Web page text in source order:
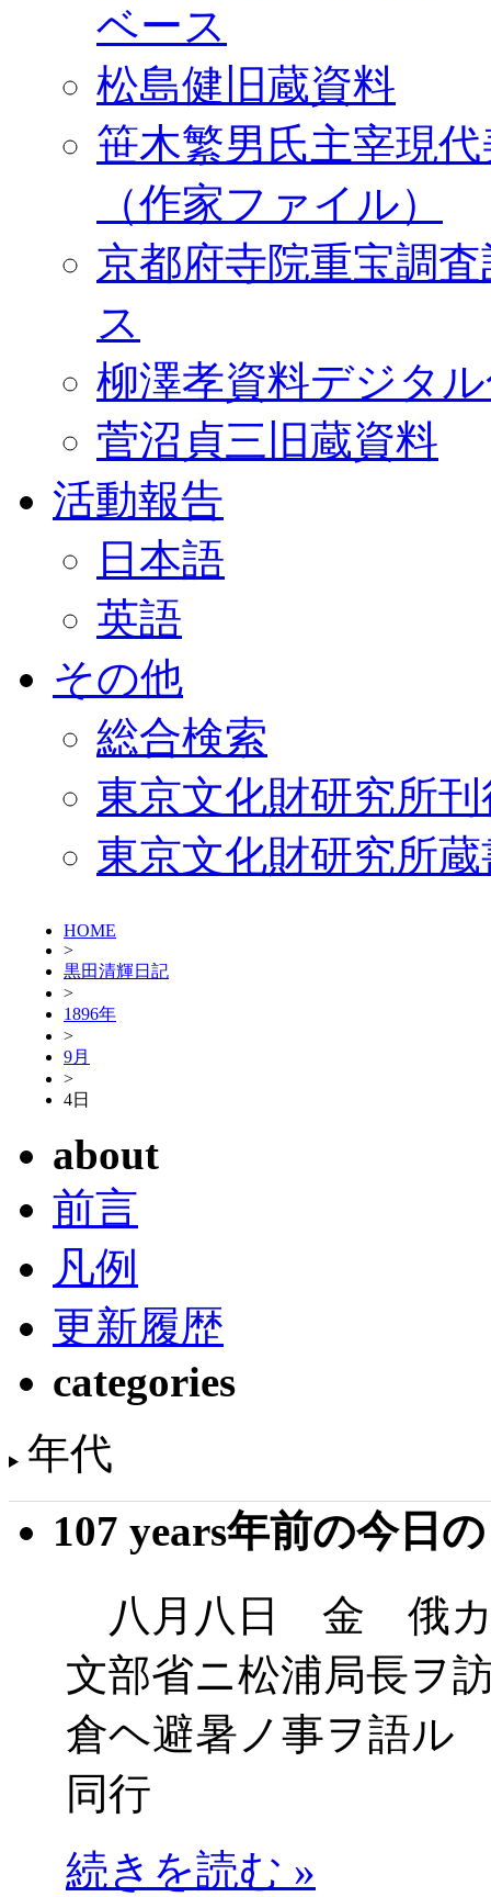
ベース
松島健旧蔵資料
笹木繁男氏主宰現
（作家ファイル）
京都府寺院重宝調
ス
柳澤孝資料デジタ
菅沼貞三旧蔵資料
活動報告
日本語
英語
その他
総合検索
東京文化財研究所
東京文化財研究所
HOME
>
黒田清輝日記
>
1896年
>
9月
>
4日
about
前言
凡例
更新履歴
categories
年代
107 years年前の今日
八月八日 金 俄カ
文部省ニ松浦局長ヲ
倉ヘ避暑ノ事ヲ語
同行
続きを読む »